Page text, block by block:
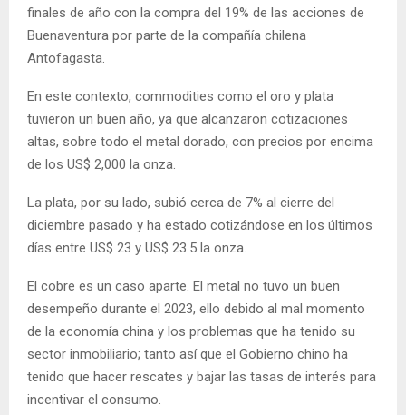
finales de año con la compra del 19% de las acciones de
Buenaventura por parte de la compañía chilena
Antofagasta.
En este contexto, commodities como el oro y plata
tuvieron un buen año, ya que alcanzaron cotizaciones
altas, sobre todo el metal dorado, con precios por encima
de los US$ 2,000 la onza.
La plata, por su lado, subió cerca de 7% al cierre del
diciembre pasado y ha estado cotizándose en los últimos
días entre US$ 23 y US$ 23.5 la onza.
El cobre es un caso aparte. El metal no tuvo un buen
desempeño durante el 2023, ello debido al mal momento
de la economía china y los problemas que ha tenido su
sector inmobiliario; tanto así que el Gobierno chino ha
tenido que hacer rescates y bajar las tasas de interés para
incentivar el consumo.